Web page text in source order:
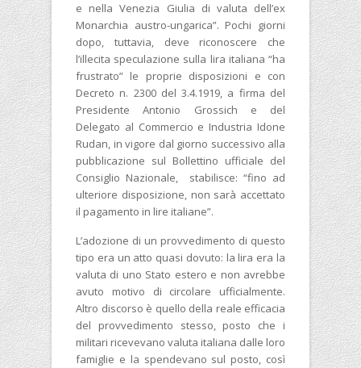
e nella Venezia Giulia di valuta dell’ex
Monarchia austro-ungarica”. Pochi giorni
dopo, tuttavia, deve riconoscere che
l’illecita speculazione sulla lira italiana “ha
frustrato” le proprie disposizioni e con
Decreto n. 2300 del 3.4.1919, a firma del
Presidente Antonio Grossich e del
Delegato al Commercio e Industria Idone
Rudan, in vigore dal giorno successivo alla
pubblicazione sul Bollettino ufficiale del
Consiglio Nazionale, stabilisce: “fino ad
ulteriore disposizione, non sarà accettato
il pagamento in lire italiane”.
L’adozione di un provvedimento di questo
tipo era un atto quasi dovuto: la lira era la
valuta di uno Stato estero e non avrebbe
avuto motivo di circolare ufficialmente.
Altro discorso è quello della reale efficacia
del provvedimento stesso, posto che i
militari ricevevano valuta italiana dalle loro
famiglie e la spendevano sul posto, così